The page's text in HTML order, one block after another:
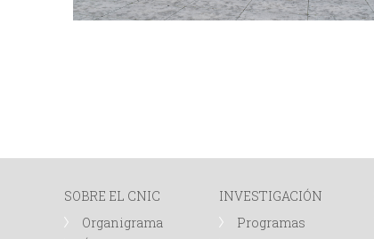
SOBRE EL CNIC
Organigrama
INVESTIGACIÓN
Programas